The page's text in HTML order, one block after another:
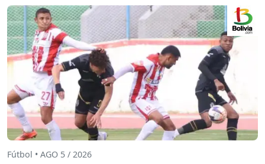
Fútbol • AGO 5 / 2026